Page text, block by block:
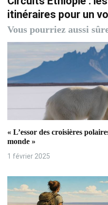
g
a
i
o
d
e
l
’
a
itinéraires pour un
Vous pourriez aussi
« L’essor des croisières
monde »
1 février 2025